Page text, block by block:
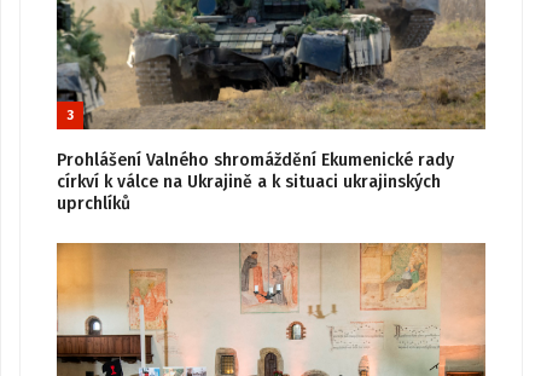
3
Prohlášení Valného shromáždění Ekumenické rady
církví k válce na Ukrajině a k situaci ukrajinských
uprchlíků